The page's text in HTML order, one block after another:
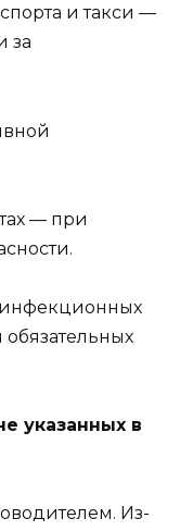
и такси —
за
— при
указанных в
Из-